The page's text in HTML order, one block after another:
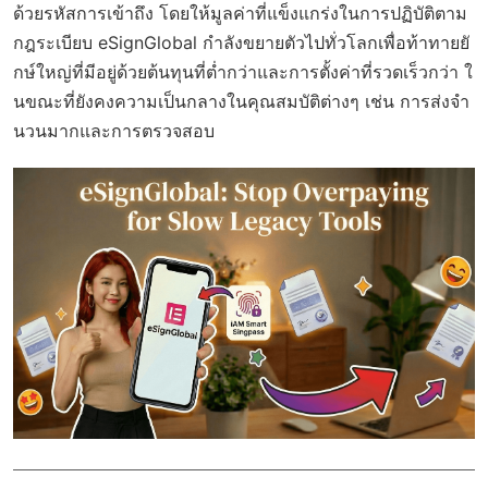
ด้วยรหัสการเข้าถึง โดยให้มูลค่าที่แข็งแกร่งในการปฏิบัติตาม
กฎระเบียบ eSignGlobal กำลังขยายตัวไปทั่วโลกเพื่อท้าทายยั
กษ์ใหญ่ที่มีอยู่ด้วยต้นทุนที่ต่ำกว่าและการตั้งค่าที่รวดเร็วกว่า ใ
นขณะที่ยังคงความเป็นกลางในคุณสมบัติต่างๆ เช่น การส่งจำ
นวนมากและการตรวจสอบ